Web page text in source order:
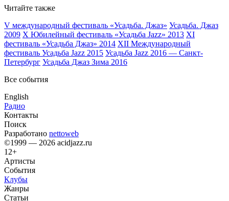
Читайте также
V международный фестиваль «Усадьба. Джаз» Усадьба. Джаз
2009 X Юбилейный фестиваль «Усадьба Jazz» 2013 XI
фестиваль «Усадьба Джаз» 2014 XII Международный
фестиваль Усадьба Jazz 2015 Усадьба Jazz 2016 — Санкт-
Петербург Усадьба Джаз Зима 2016
Все события
English
Радио
Контакты
Поиск
Разработано nettoweb
©1999 — 2026 acidjazz.ru
12+
Артисты
События
Клубы
Жанры
Статьи